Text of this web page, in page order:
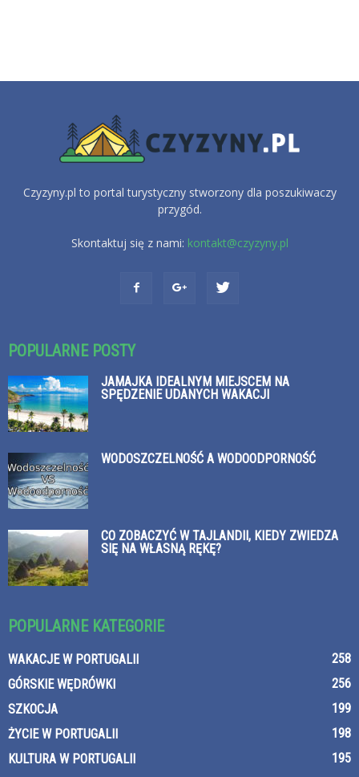
Czyzyny.pl to portal turystyczny stworzony dla poszukiwaczy
przygód.
Skontaktuj się z nami: kontakt@czyzyny.pl
POPULARNE POSTY
JAMAJKA IDEALNYM MIEJSCEM NA
SPĘDZENIE UDANYCH WAKACJI
WODOSZCZELNOŚĆ A WODOODPORNOŚĆ
CO ZOBACZYĆ W TAJLANDII, KIEDY ZWIEDZA
SIĘ NA WŁASNĄ RĘKĘ?
POPULARNE KATEGORIE
WAKACJE W PORTUGALII
258
GÓRSKIE WĘDRÓWKI
256
SZKOCJA
199
ŻYCIE W PORTUGALII
198
KULTURA W PORTUGALII
195